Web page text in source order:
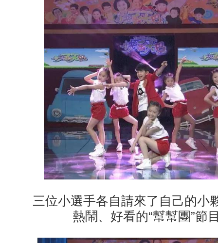
三位小選手各自請來了自己的小
熱鬧、好看的“幫幫團